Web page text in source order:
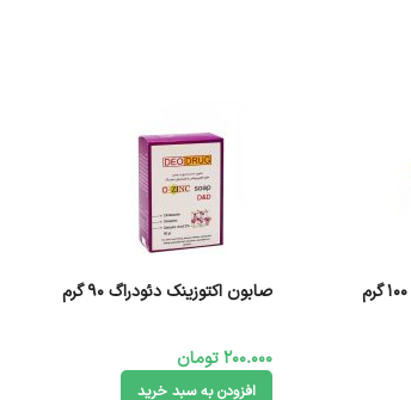
صابون اکتوزینک دئودراگ 90 گرم
200.000تومان
افزودن به سبد خرید